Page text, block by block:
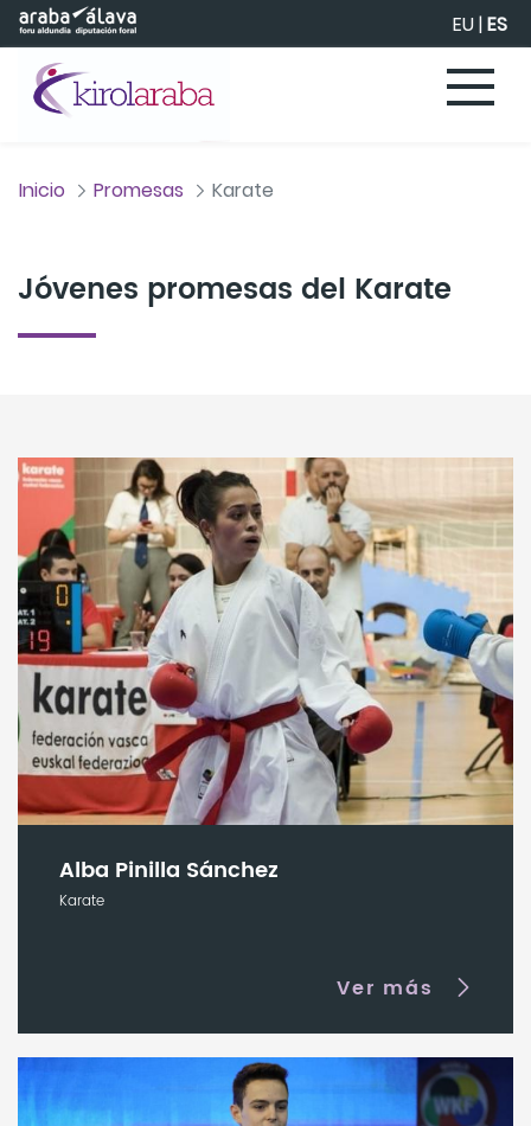
Saltar al contenido principal EU|ES
Inicio Promesas Karate
Jóvenes promesas del Karate
Alba Pinilla Sánchez
Karate
Ver más